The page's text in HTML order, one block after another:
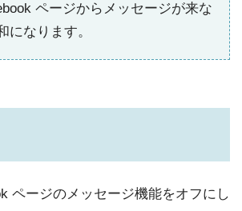
ページからメッセージが来な
になります。
ページのメッセージ機能をオフにし